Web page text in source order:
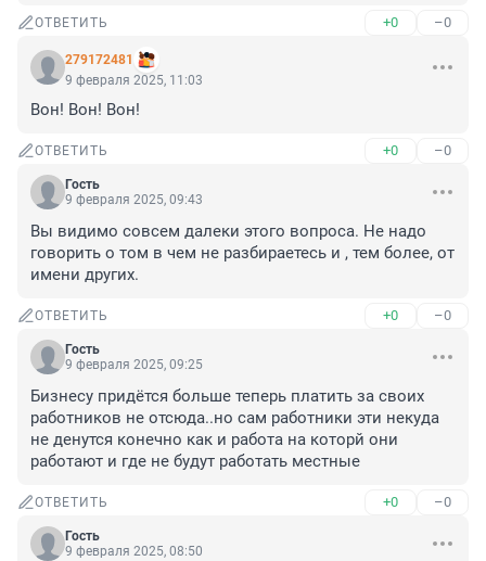
ОТВЕТИТЬ +0 –0
279172481
9 февраля 2025, 11:03
Вон! Вон! Вон!
ОТВЕТИТЬ +0 –0
Гость
9 февраля 2025, 09:43
Вы видимо совсем далеки этого вопроса. Не надо
говорить о том в чем не разбираетесь и , тем более, от
имени других.
ОТВЕТИТЬ +0 –0
Гость
9 февраля 2025, 09:25
Бизнесу придётся больше теперь платить за своих
работников не отсюда..но сам работники эти некуда
не денутся конечно как и работа на которй они
работают и где не будут работать местные
ОТВЕТИТЬ +0 –0
Гость
9 февраля 2025, 08:50